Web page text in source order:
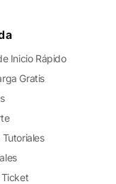
Inicio Rápido
Gratis